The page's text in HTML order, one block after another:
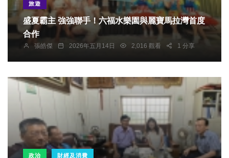
旅遊
盛夏霸主 強強聯手！六福水樂園與麗寶馬拉灣首度
合作
張皓傑 2026年五月14日 2,016 觀看 1 分享
政治 財經及消費